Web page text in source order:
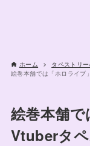
ホーム
タペストリ
絵巻本舗では「ホロライブ
絵巻本舗
Vtuberタ